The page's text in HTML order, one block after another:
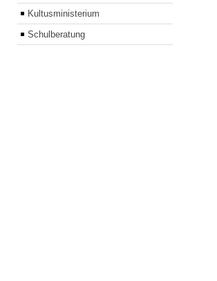
Kultusministerium
Schulberatung